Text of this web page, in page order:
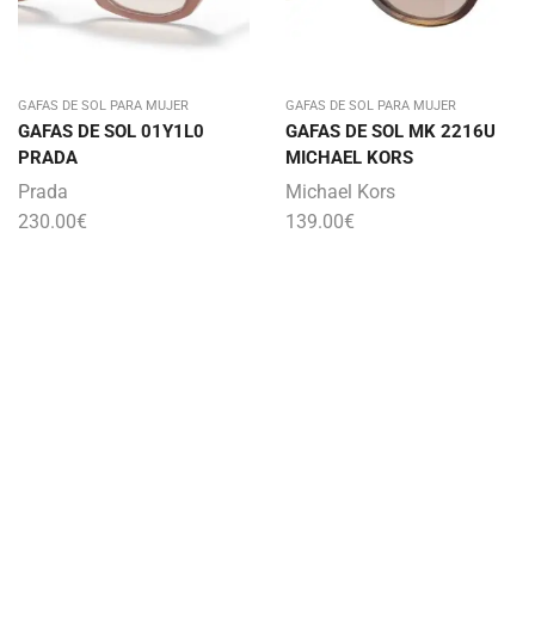
GAFAS DE SOL PARA MUJER
GAFAS DE SOL 01Y1L0
PRADA
Prada
230.00€
GAFAS DE SOL PARA MUJER
GAFAS DE SOL MK 2216U
MICHAEL KORS
Michael Kors
139.00€